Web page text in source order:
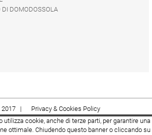
DI DOMODOSSOLA
2017 |
Privacy & Cookies Policy
utilizza cookie, anche di terze parti, per garantire una
ottimale. Chiudendo questo banner o cliccando su